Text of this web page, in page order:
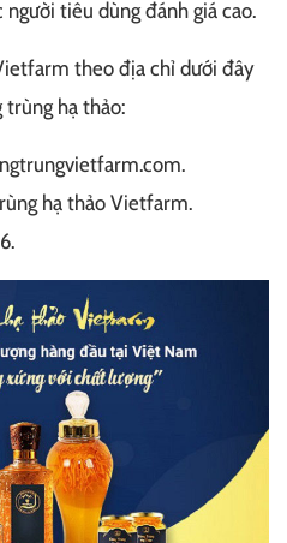
tiêu dùng đánh giá cao.
theo địa chỉ dưới đây
trùng hạ thảo:
hạ thảo Vietfarm.